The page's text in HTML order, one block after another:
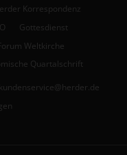
Korrespondenz
Gottesdienst
Weltkirche
Quartalschrift
kundenservice@herder.de